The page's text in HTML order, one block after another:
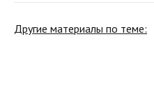
Другие материалы по теме: